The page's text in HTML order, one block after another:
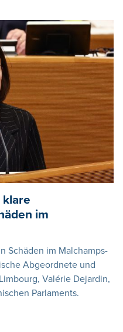
im
Schäden im Malchamps-
Abgeordnete und
Valérie Dejardin,
Parlaments.